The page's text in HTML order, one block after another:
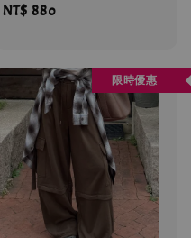
Regular
NT$ 880
限時優惠